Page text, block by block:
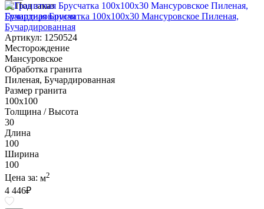
Под заказ
Гранитная Брусчатка 100х100x30 Мансуровское Пиленая,
Бучардированная
Артикул: 1250524
Месторождение
Мансуровское
Обработка гранита
Пиленая, Бучардированная
Размер гранита
100х100
Толщина / Высота
30
Длина
100
Ширина
100
Цена за: м2
4 446₽